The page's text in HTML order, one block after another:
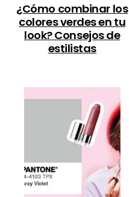
¿Cómo combinar los
colores verdes en tu
look? Consejos de
estilistas